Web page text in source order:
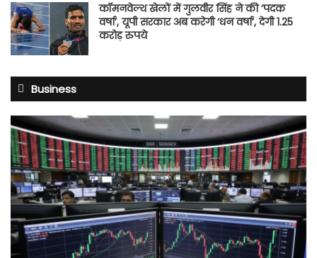
कॉमनवेल्थ खेलों में गुलवीर सिंह ने की ‘पदक
वर्षा’, यूपी सरकार अब करेगी ‘धन वर्षा’, देगी 1.25
करोड़ रुपये
Business